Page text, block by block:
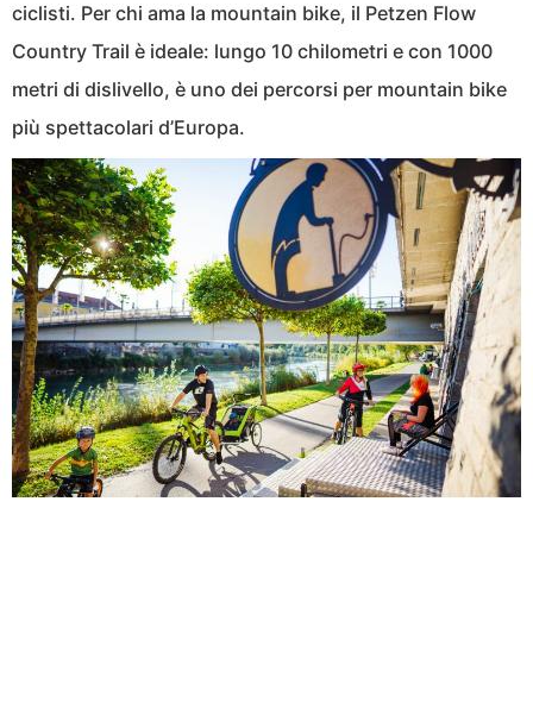
ciclisti. Per chi ama la mountain bike, il Petzen Flow
Country Trail è ideale: lungo 10 chilometri e con 1000
metri di dislivello, è uno dei percorsi per mountain bike
più spettacolari d’Europa.